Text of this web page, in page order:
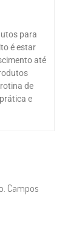
para
é estar
até
de
e
Campos